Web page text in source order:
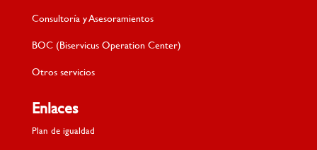
Consultoría y Asesoramientos
BOC (Biservicus Operation Center)
Otros servicios
Enlaces
Plan de igualdad